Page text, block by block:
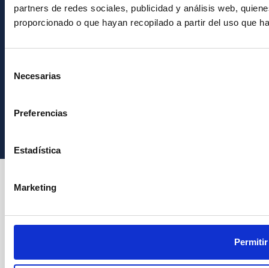
partners de redes sociales, publicidad y análisis web,
proporcionado o que hayan recopilado a partir del uso que
Necesarias
Preferencias
Estadística
Marketing